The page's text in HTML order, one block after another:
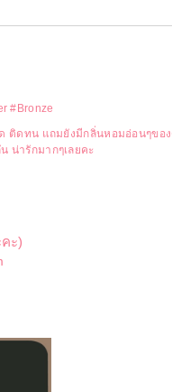
#Bronze
ด ติดทน แถมยังมีกลิ่นหอมอ่อนๆข
น่ารักมากๆเลยคะ
ะ)